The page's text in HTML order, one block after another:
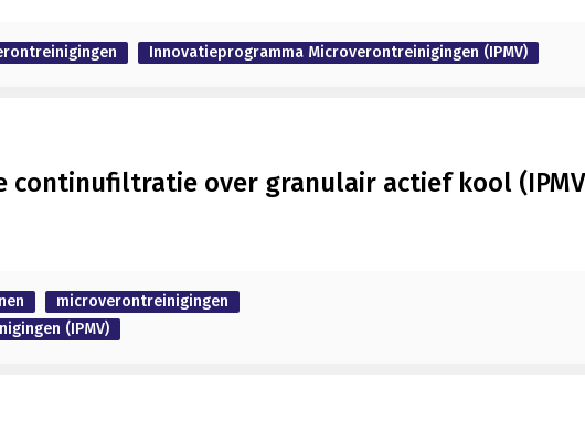
Innovatieprogramma Microverontreinigingen (IPMV)
continufiltratie over granulair actief kool
microverontreinigingen
(IPMV)